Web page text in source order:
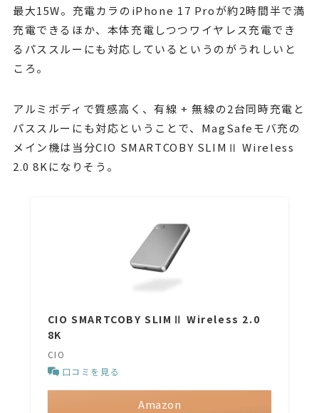
最大15W。充電カラのiPhone 17 Proが約2時間半で満
充電できるほか、本体充電しつつワイヤレス充電でき
るパススルーにも対応しているというのがうれしいと
ころ。
アルミボディで質感高く、有線 + 無線の2台同時充電と
パススルーにも対応ということで、MagSafeモバ充の
メイン機は当分CIO SMARTCOBY SLIMⅡ Wireless
2.0 8Kになりそう。
CIO SMARTCOBY SLIMⅡ Wireless 2.0
8K
CIO
口コミを見る
Amazon